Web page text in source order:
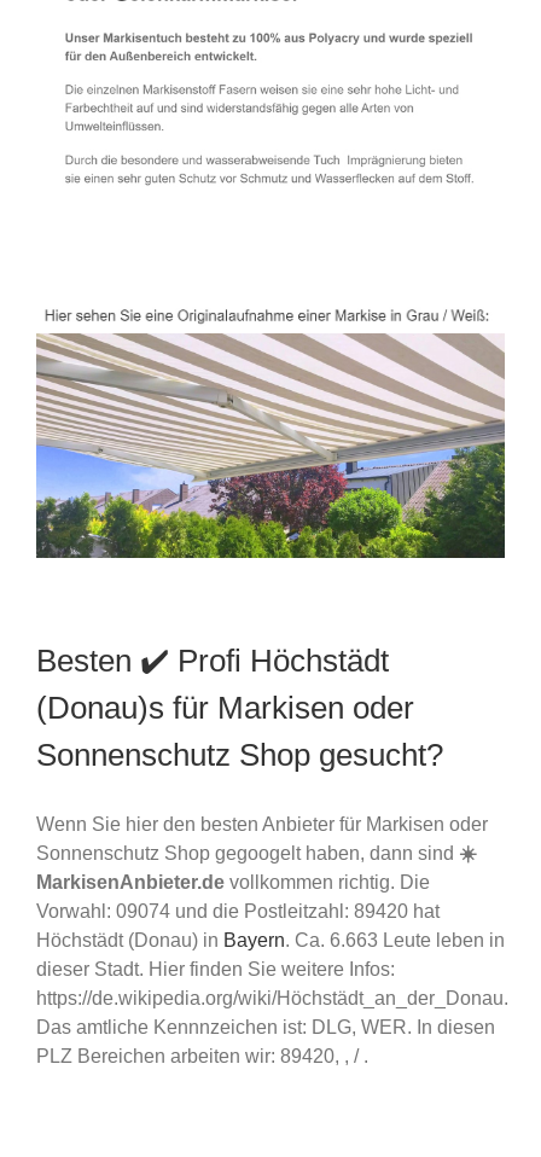
Besten ✔️ Profi Höchstädt
(Donau)s für Markisen oder
Sonnenschutz Shop gesucht?
Wenn Sie hier den besten Anbieter für Markisen oder
Sonnenschutz Shop gegoogelt haben, dann sind ☀️
MarkisenAnbieter.de vollkommen richtig. Die
Vorwahl: 09074 und die Postleitzahl: 89420 hat
Höchstädt (Donau) in Bayern. Ca. 6.663 Leute leben in
dieser Stadt. Hier finden Sie weitere Infos:
https://de.wikipedia.org/wiki/Höchstädt_an_der_Donau.
Das amtliche Kennnzeichen ist: DLG, WER. In diesen
PLZ Bereichen arbeiten wir: 89420, , / .